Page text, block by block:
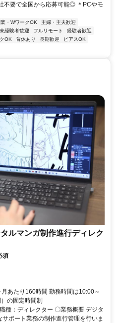
不要で全国から応募可能◎ ＊PCやモ
・WワークOK
主婦・主夫歓迎
未経験者歓迎 フルリモート
経験者歓迎
OK 育休あり 長期歓迎
ピアスOK
ルマンガ制作進行ディレク
須
あたり160時間 勤務時間は10:00～
の固定時間制
種：ディレクター 〇業務概要 デジタ
ポート業務の制作進行管理を行いま